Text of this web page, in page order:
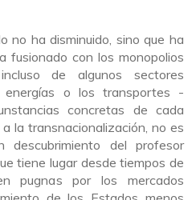
no ha disminuido, sino que ha
fusionado con los monopolios
de algunos sectores
energías o los transportes -
concretas de cada
la transnacionalización, no es
del profesor
tiene lugar desde tiempos de
pugnas por los mercados